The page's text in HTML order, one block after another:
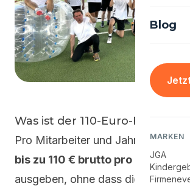
Blog
MARKEN
JGA
Was ist der 110-Euro-
Pro Mitarbeiter und Jahr darf ein
bis zu 110 € brutto pro
ausgeben, ohne dass diese als